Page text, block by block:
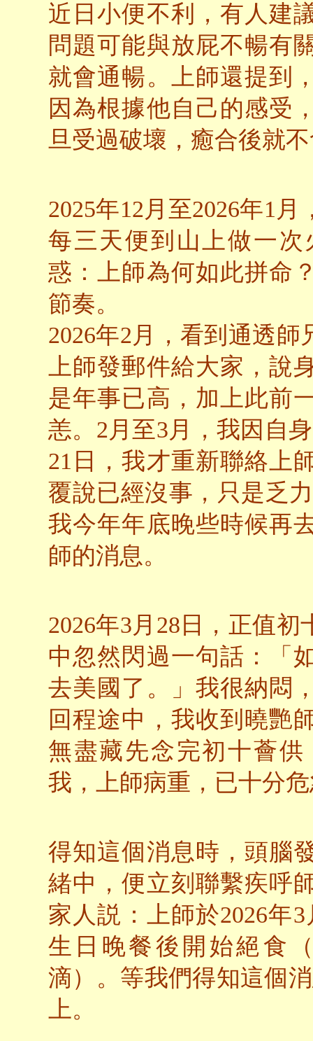
近日小便不利，有人建
問題可能與放屁不暢有
就會通暢。上師還提到
因為根據他自己的感受
旦受過破壞，癒合後就
2025年12月至2026年1
每三天便到山上做一
惑：上師為何如此拼命
節奏。
2026年2月，看到通透
上師發郵件給大家，說
是年事已高，加上此前
恙。2月至3月，我因自
21日，我才重新聯絡上
覆說已經沒事，只是乏
我今年年底晚些時候再
師的消息。
2026年3月28日，正值
中忽然閃過一句話：「
去美國了。」我很納悶
回程途中，我收到曉艷
無盡藏先念完初十薈
我，上師病重，已十分
得知這個消息時，頭腦
緒中，便立刻聯繫疾呼
家人説：上師於2026年
生日晚餐後開始絕食
滴）。等我們得知這個
上。